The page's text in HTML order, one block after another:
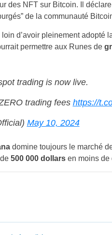
des NFT sur Bitcoin. Il
de la communauté
d’avoir pleinement adopté
permettre aux Runes de
trading is now live.
trading fees https://
May 10, 2024
domine toujours le marché
500 000 dollarsen moins de